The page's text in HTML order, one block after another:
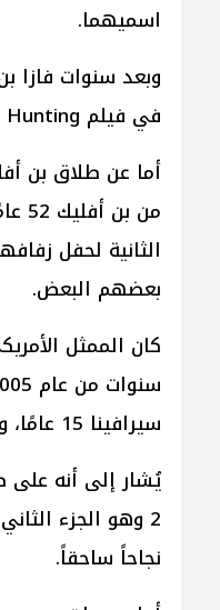
اسميهما.
وبعد سنوات فازا
في فيلم Good Will Hunting عام 1997.
الثانية لحفل
بعضهم البعض.
سيرافينا 15 عامًا، و صامويل 12 عامًا.
نجاحاً ساحقاً.